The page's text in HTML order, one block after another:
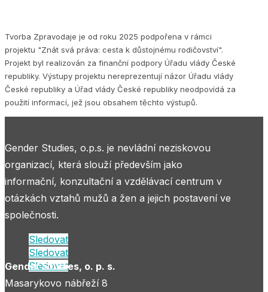
Tvorba Zpravodaje je od roku 2025 podpořena v rámci
projektu "Znát svá práva: cesta k důstojnému rodičovství".
Projekt byl realizován za finanční podpory Úřadu vlády České
republiky. Výstupy projektu nereprezentují názor Úřadu vlády
České republiky a Úřad vlády České republiky neodpovídá za
použití informací, jež jsou obsahem těchto výstupů.
Gender Studies, o.p.s. je nevládní neziskovou
organizací, která slouží především jako
informační, konzultační a vzdělávací centrum v
otázkách vztahů mužů a žen a jejich postavení ve
společnosti.
Sledovat
Sledovat
Sledovat
Gender Studies, o. p. s.
Masarykovo nábřeží 8